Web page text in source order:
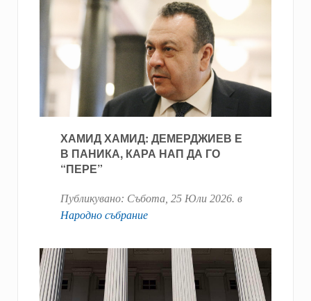
ХАМИД ХАМИД: ДЕМЕРДЖИЕВ Е
В ПАНИКА, КАРА НАП ДА ГО
“ПЕРЕ”
Публикувано: Събота, 25 Юли 2026. в
Народно събрание